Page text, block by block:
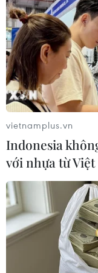
trừ tới hai lần
khi nhận tiền
hết sạch tiền
Việc công ty chỉ
Phòng khám đa
Thạnh, thành
sự đồng thuận
lao động còn
trong khi theo
điều trị miễn
vietnamplus.vn
Indonesia
với nhựa từ Việt